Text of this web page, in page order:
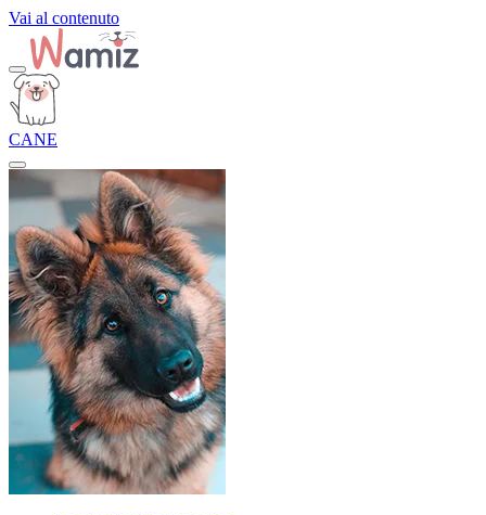
Vai al contenuto
CANE